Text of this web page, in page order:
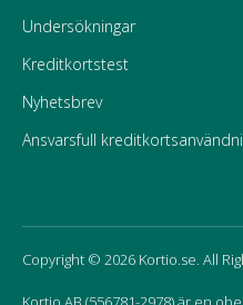
Undersökningar
Kreditkortstest
Nyhetsbrev
Ansvarsfull
Copyright © 2026 Kortio.se. All